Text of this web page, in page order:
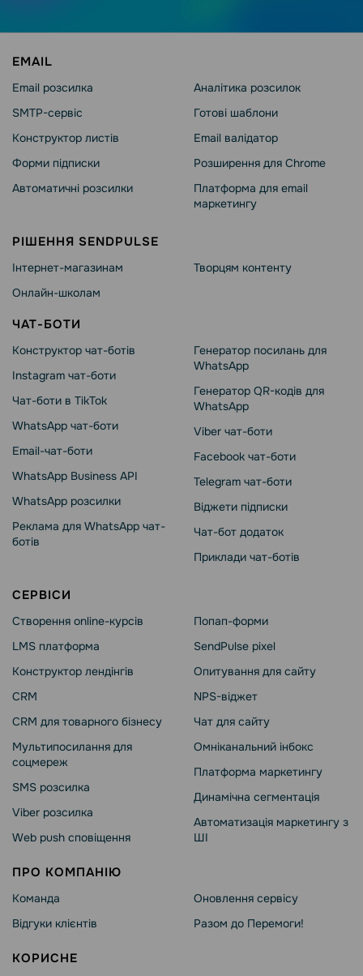
EMAIL
Email розсилка
SMTP-сервіс
Конструктор листів
Форми підписки
Автоматичні розсилки
Аналітика розсилок
Готові шаблони
Email валідатор
Розширення для Chrome
Платформа для email
маркетингу
РІШЕННЯ SENDPULSE
Інтернет-магазинам
Онлайн-школам
Творцям контенту
ЧАТ-БОТИ
Конструктор чат-ботів
Instagram чат-боти
Чат-боти в TikTok
WhatsApp чат-боти
Email-чат-боти
WhatsApp Business API
WhatsApp розсилки
Реклама для WhatsApp чат-
ботів
Генератор посилань для
WhatsApp
Генератор QR-кодів для
WhatsApp
Viber чат-боти
Facebook чат-боти
Telegram чат-боти
Віджети підписки
Чат-бот додаток
Приклади чат-ботів
СЕРВІСИ
Створення online-курсів
LMS платформа
Конструктор лендінгів
CRM
CRM для товарного бізнесу
Мультипосилання для
соцмереж
SMS розсилка
Viber розсилка
Web push сповіщення
Попап-форми
SendPulse pixel
Опитування для сайту
NPS-віджет
Чат для сайту
Омніканальний інбокс
Платформа маркетингу
Динамічна сегментація
Автоматизація маркетингу з
ШІ
ПРО КОМПАНІЮ
Команда
Відгуки клієнтів
Оновлення сервісу
Разом до Перемоги!
КОРИСНЕ